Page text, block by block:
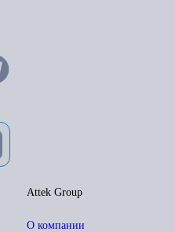
Attek Group
О компании